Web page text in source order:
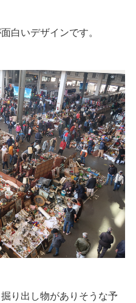
白いデザインです。
り出し物がありそうな予